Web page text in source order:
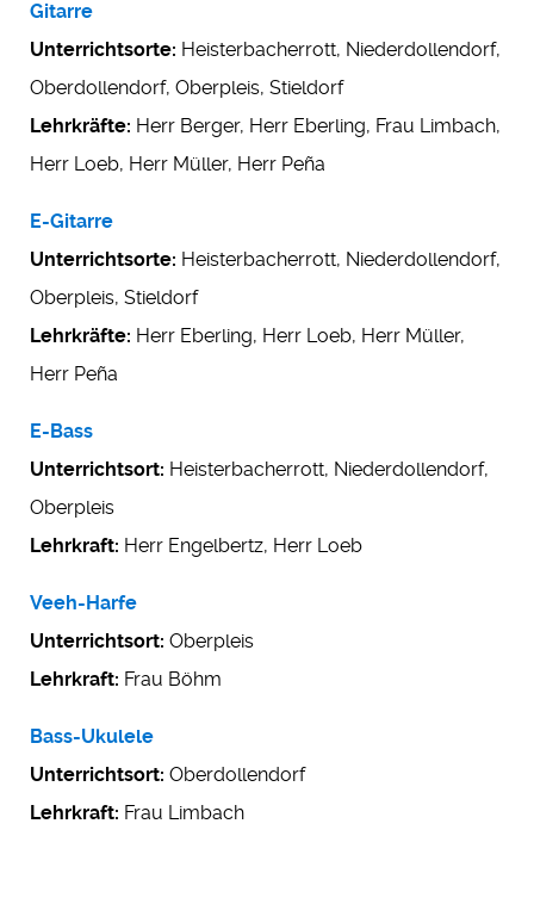
Gitarre
Unterrichtsorte: Heisterbacherrott, Niederdollendorf,
Oberdollendorf, Oberpleis, Stieldorf
Lehrkräfte: Herr Berger, Herr Eberling, Frau Limbach,
Herr Loeb, Herr Müller, Herr Peña
E-Gitarre
Unterrichtsorte: Heisterbacherrott, Niederdollendorf,
Oberpleis, Stieldorf
Lehrkräfte: Herr Eberling, Herr Loeb, Herr Müller,
Herr Peña
E-Bass
Unterrichtsort: Heisterbacherrott, Niederdollendorf,
Oberpleis
Lehrkraft: Herr Engelbertz, Herr Loeb
Veeh-Harfe
Unterrichtsort: Oberpleis
Lehrkraft: Frau Böhm
Bass-Ukulele
Unterrichtsort: Oberdollendorf
Lehrkraft: Frau Limbach